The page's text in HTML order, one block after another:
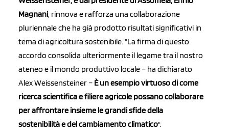
Magnani , rinnova e rafforza una collaborazione
pluriennale che ha già prodotto risultati significativi in
tema di agricoltura sostenibile. "La firma di questo
accordo consolida ulteriormente il legame tra il nostro
ateneo e il mondo produttivo locale – ha dichiarato
Alex Weissensteiner – È un esempio virtuoso di come
ricerca scientifica e filiere agricole possano collaborare
per affrontare insieme le grandi sfide della
sostenibilità e del cambiamento climatico".